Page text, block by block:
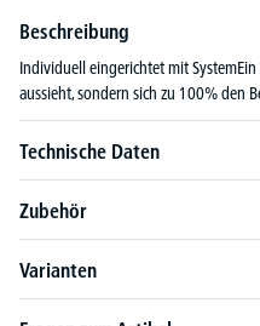
Beschreibung
Individuell eingerichtet mit
aussieht, sondern sich zu 100% den
Technische Daten
Zubehör
Varianten